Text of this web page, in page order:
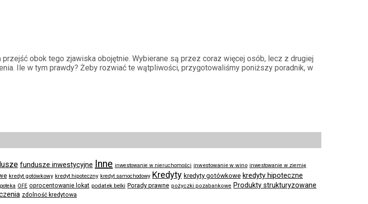
obok tego zjawiska obojętnie. Wybierane są przez coraz więcej osób, lecz z drugiej
Ile w tym prawdy? Żeby rozwiać te wątpliwości, przygotowaliśmy poniższy poradnik, w
fundusze inwestycyjne Inne inwestowanie w nieruchomości inwestowanie w wino inwestowanie w ziemię
kredyt gotówkowy kredyt hipoteczny kredyt samochodowy Kredyty kredyty gotówkowe kredyty hipoteczne
OFE oprocentowanie lokat podatek belki Porady prawne pożyczki pozabankowe Produkty strukturyzowane
zdolność kredytowa